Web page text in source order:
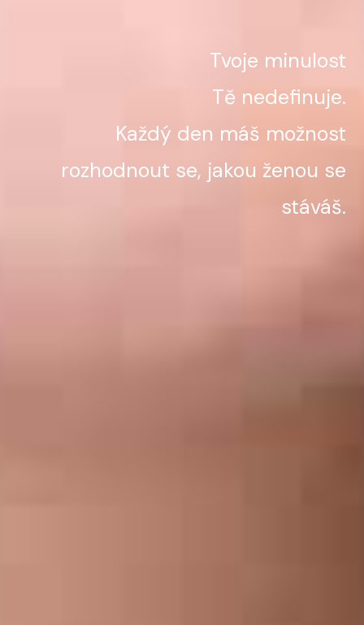
Tvoje minulost
Tě nedefinuje.
Každý den máš možnost
rozhodnout se, jakou ženou se
stáváš.